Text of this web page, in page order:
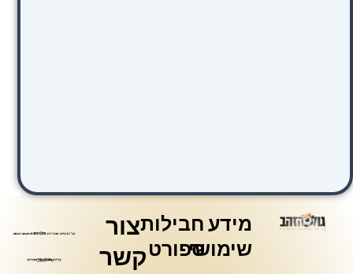
מידע
שימושי
חבילות
ספורט
צור
קשר